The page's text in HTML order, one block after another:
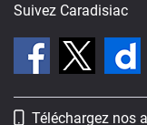
Suivez Caradisiac
Téléchargez nos